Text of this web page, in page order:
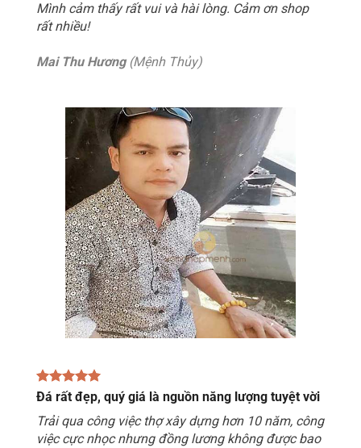
Mình cảm thấy rất vui và hài lòng. Cảm ơn shop
rất nhiều!
Mai Thu Hương(Mệnh Thủy)
Đá rất đẹp, quý giá là nguồn năng lượng tuyệt vời
Trải qua công việc thợ xây dựng hơn 10 năm, công
việc cực nhọc nhưng đồng lương không được bao